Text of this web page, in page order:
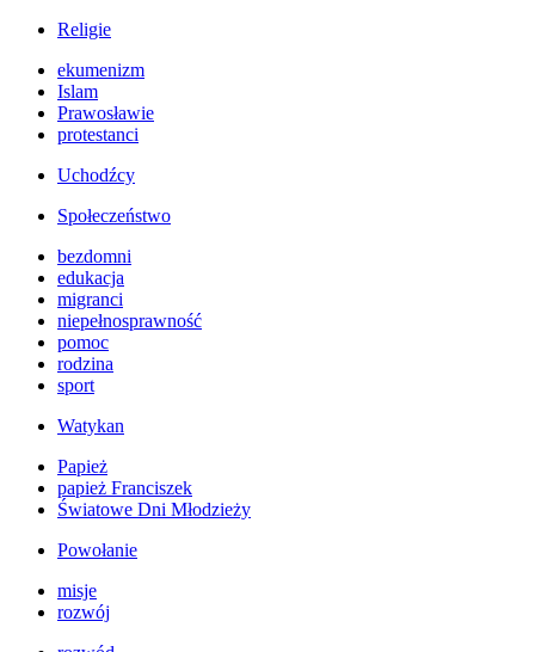
Religie
ekumenizm
Islam
Prawosławie
protestanci
Uchodźcy
Społeczeństwo
bezdomni
edukacja
migranci
niepełnosprawność
pomoc
rodzina
sport
Watykan
Papież
papież Franciszek
Światowe Dni Młodzieży
Powołanie
misje
rozwój